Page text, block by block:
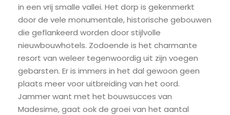
in een vrij smalle vallei. Het dorp is gekenmerkt
door de vele monumentale, historische gebouwen
die geflankeerd worden door stijlvolle
nieuwbouwhotels. Zodoende is het charmante
resort van weleer tegenwoordig uit zijn voegen
gebarsten. Er is immers in het dal gewoon geen
plaats meer voor uitbreiding van het oord.
Jammer want met het bouwsucces van
Madesime, gaat ook de groei van het aantal